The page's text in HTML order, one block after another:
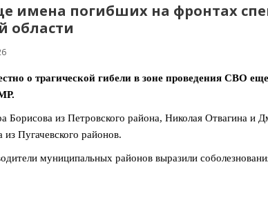
имена погибших на фронтах
области
о трагической гибели в зоне проведения СВО
Борисова из Петровского района, Николая Отвагина и
Пугачевского районов.
муниципальных районов выразили